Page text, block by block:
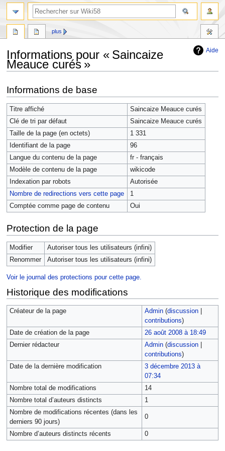
Aide
Informations pour « Saincaize
Meauce curés »
à
la
navigation
à
la
recherche
Informations de base
Titre affiché
Saincaize Meauce curés
Clé de tri par défaut
Saincaize Meauce curés
Taille de la page (en octets)
1 331
Identifiant de la page
96
Langue du contenu de la page
fr - français
Modèle de contenu de la page
wikicode
Indexation par robots
Autorisée
Nombre de redirections vers cette page
1
Comptée comme page de contenu
Oui
Protection de la page
Modifier
Autoriser tous les utilisateurs (infini)
Renommer
Autoriser tous les utilisateurs (infini)
Voir le journal des protections pour cette page.
Historique des modifications
Créateur de la page Admin (discussion|
contributions)
Date de création de la page
26 août 2008 à 18:49
Dernier rédacteur
Admin (discussion|
contributions)
Date de la dernière modification
3 décembre 2013 à
07:34
Nombre total de modifications
14
Nombre total d’auteurs distincts
1
Nombre de modifications récentes (dans les
derniers 90 jours)
0
Nombre d’auteurs distincts récents 0
plus